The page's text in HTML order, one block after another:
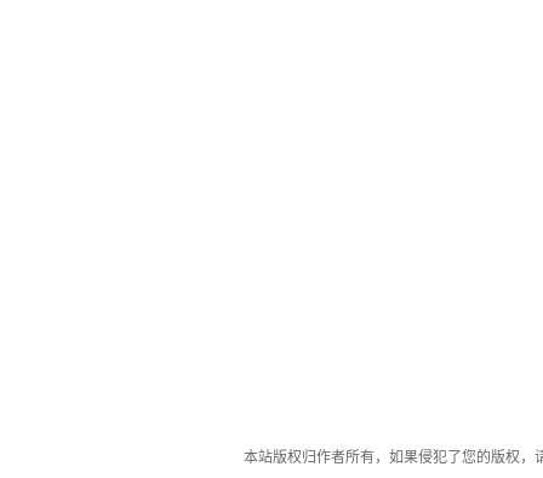
本站版权归作者所有，如果侵犯了您的版权